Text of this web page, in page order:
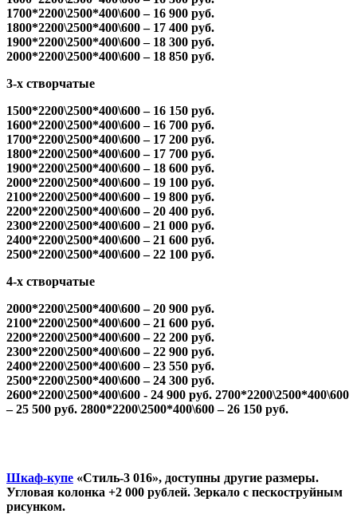
1700*2200\2500*400\600 – 16 900 руб.
1800*2200\2500*400\600 – 17 400 руб.
1900*2200\2500*400\600 – 18 300 руб.
2000*2200\2500*400\600 – 18 850 руб.
3-х створчатые
1500*2200\2500*400\600 – 16 150 руб.
1600*2200\2500*400\600 – 16 700 руб.
1700*2200\2500*400\600 – 17 200 руб.
1800*2200\2500*400\600 – 17 700 руб.
1900*2200\2500*400\600 – 18 600 руб.
2000*2200\2500*400\600 – 19 100 руб.
2100*2200\2500*400\600 – 19 800 руб.
2200*2200\2500*400\600 – 20 400 руб.
2300*2200\2500*400\600 – 21 000 руб.
2400*2200\2500*400\600 – 21 600 руб.
2500*2200\2500*400\600 – 22 100 руб.
4-х створчатые
2000*2200\2500*400\600 – 20 900 руб.
2100*2200\2500*400\600 – 21 600 руб.
2200*2200\2500*400\600 – 22 200 руб.
2300*2200\2500*400\600 – 22 900 руб.
2400*2200\2500*400\600 – 23 550 руб.
2500*2200\2500*400\600 – 24 300 руб.
2600*2200\2500*400\600 - 24 900 руб. 2700*2200\2500*400\600
– 25 500 руб. 2800*2200\2500*400\600 – 26 150 руб.
Шкаф-купе «Стиль-3 016», доступны другие размеры.
Угловая колонка +2 000 рублей. Зеркало с пескоструйным
рисунком.